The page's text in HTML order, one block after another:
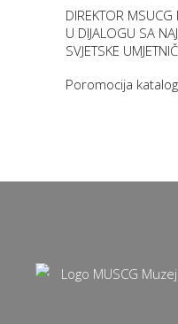
DIREKTOR
U DIJALOGU SA
SVJETSKE
Poromocija